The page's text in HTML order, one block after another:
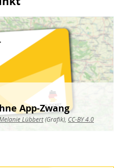
App-Zwang
Lübbert(Grafik), CC-BY 4.0